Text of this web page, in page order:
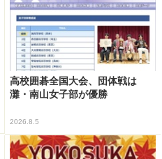
高校囲碁全国大会、団体戦は
灘・南山女子部が優勝
2026.8.5